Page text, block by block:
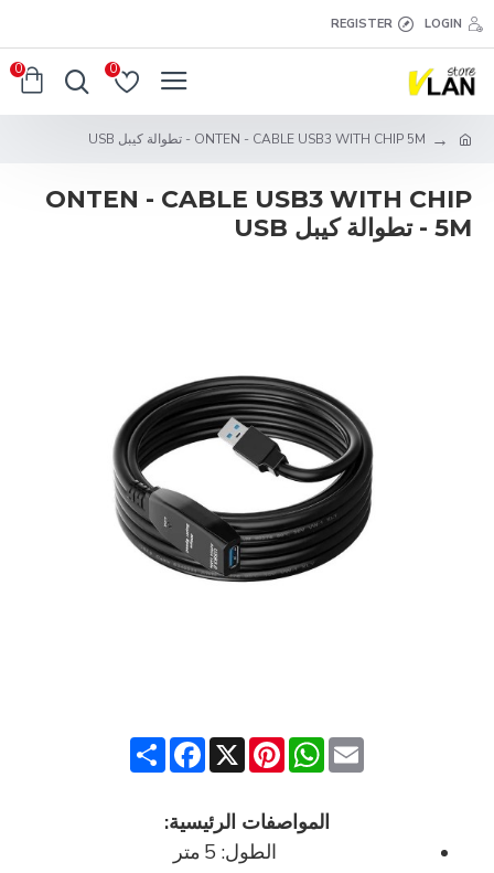
LOGIN
REGISTER
0
0
ONTEN - CABLE USB3 WITH CHIP 5M - تطوالة كيبل USB
ONTEN - CABLE USB3 WITH CHIP
5M - تطوالة كيبل USB
Share
Facebook X
Pinterest
WhatsAppEmail
المواصفات الرئيسية:
الطول: 5 متر